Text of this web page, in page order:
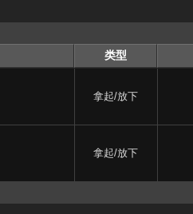
类型
拿起/放下
拿起/放下